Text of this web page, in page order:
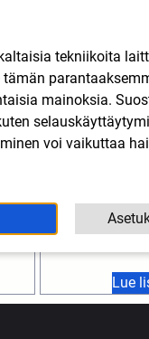
Gilera
18,90€
Lue
tekniikoita
tämän
mainoksia.
voi vaikuttaa